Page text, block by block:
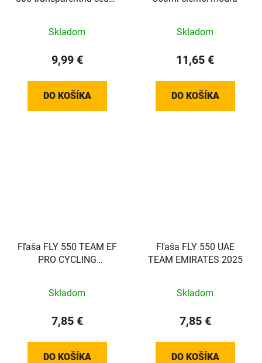
Skladom
9,99 €
DO KOŠÍKA
Skladom
11,65 €
DO KOŠÍKA
Fľaša FLY 550 TEAM EF
PRO CYCLING
Skladom
7,85 €
DO KOŠÍKA
Fľaša FLY 550 UAE
TEAM EMIRATES 2025
Skladom
7,85 €
DO KOŠÍKA